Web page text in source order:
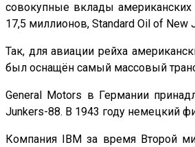
совокупные вклады
17,5 миллионов, Standard Oil of
Так, для авиации рейха
был оснащён самый массовый
General Motors в Германии
Junkers-88. В 1943 году немецкий
Компания IBM за время Второй